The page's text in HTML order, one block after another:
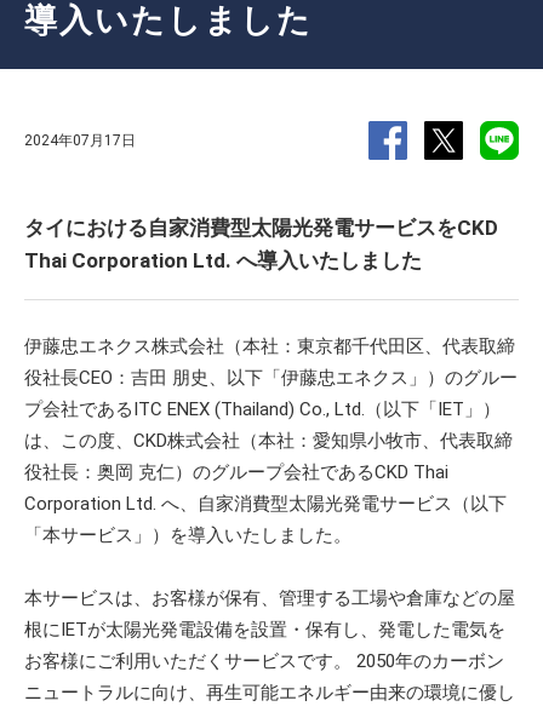
導入いたしました
2024年07月17日
タイにおける自家消費型太陽光発電サービスをCKD
Thai Corporation Ltd. へ導入いたしました
伊藤忠エネクス株式会社（本社：東京都千代田区、代表取締
役社長CEO：吉田 朋史、以下「伊藤忠エネクス」）のグルー
プ会社であるITC ENEX (Thailand) Co., Ltd.（以下「IET」）
は、この度、CKD株式会社（本社：愛知県小牧市、代表取締
役社長：奥岡 克仁）のグループ会社であるCKD Thai
Corporation Ltd. へ、自家消費型太陽光発電サービス（以下
「本サービス」）を導入いたしました。
本サービスは、お客様が保有、管理する工場や倉庫などの屋
根にIETが太陽光発電設備を設置・保有し、発電した電気を
お客様にご利用いただくサービスです。 2050年のカーボン
ニュートラルに向け、再生可能エネルギー由来の環境に優し